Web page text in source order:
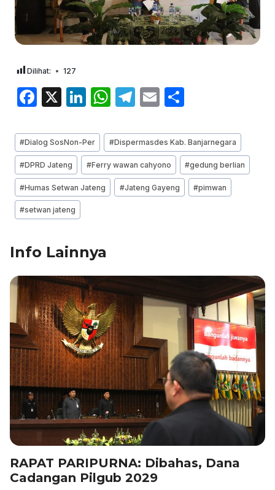
Dilihat: 127
F
c
e
b
o
o
X
Li
k
e
dI
n
W
at
s
A
p
T
e
gr
a
m
E
ai
l
ar
e
Post
Tags:
#Dialog SosNon-Per #Dispermasdes Kab. Banjarnegara
#DPRD Jateng #Ferry wawan cahyono #gedung berlian
#Humas Setwan Jateng #Jateng Gayeng #pimwan
#setwan jateng
Info Lainnya
RAPAT PARIPURNA: Dibahas, Dana
Cadangan Pilgub 2029